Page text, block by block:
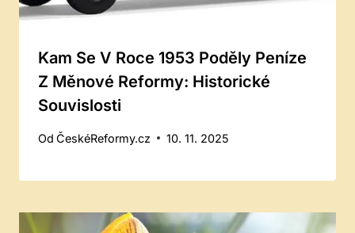
Kam Se V Roce 1953 Poděly Peníze
Z Měnové Reformy: Historické
Souvislosti
Od ČeskéReformy.cz 10. 11. 2025